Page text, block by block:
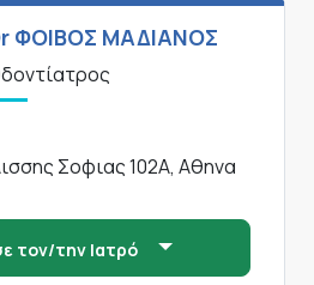
ΦΟΙΒΟΣ ΜΑΔΙΑΝΟΣ
Σοφιας 102Α, Αθηνα
τον/την Ιατρό